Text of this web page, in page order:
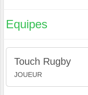
Equipes
Touch Rugby
JOUEUR